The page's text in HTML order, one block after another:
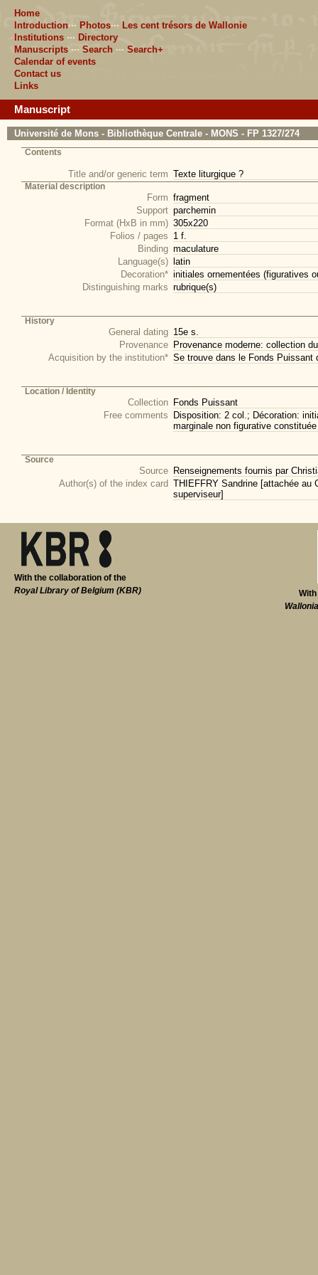
Home
Introduction··· Photos··· Les cent trésors de Wallonie
Institutions ··· Directory
Manuscripts ··· Search ··· Search+
Calendar of events
Contact us
Links
Manuscript
Université de Mons - Bibliothèque Centrale - MONS - FP 1327/274
Contents
Title and/or generic term Texte liturgique ?
Material description
Form fragment
Support parchemin
Format (HxB in mm) 305x220
Folios / pages 1 f.
Binding maculature
Language(s)
latin
Decoration* initiales ornementées (figuratives
Distinguishing marks rubrique(s)
History
General dating 15e s.
Provenance Provenance moderne: collection
Acquisition by the institution* Se trouve dans le Fonds Puissant
Location / Identity
Collection Fonds Puissant
Free comments
Disposition: 2 col.; Décoration:
marginale non figurative
Source
Source Renseignements fournis par
Author(s) of the index card THIEFFRY Sandrine [attachée au
superviseur]
With the collaboration of the
Royal Library of Belgium (KBR)